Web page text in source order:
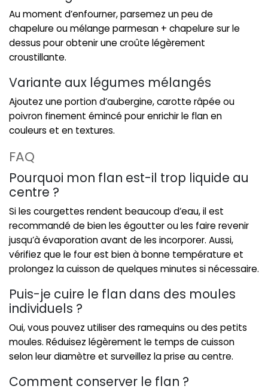
Au moment d’enfourner, parsemez un peu de
chapelure ou mélange parmesan + chapelure sur le
dessus pour obtenir une croûte légèrement
croustillante.
Variante aux légumes mélangés
Ajoutez une portion d’aubergine, carotte râpée ou
poivron finement émincé pour enrichir le flan en
couleurs et en textures.
FAQ
Pourquoi mon flan est-il trop liquide au
centre ?
Si les courgettes rendent beaucoup d’eau, il est
recommandé de bien les égoutter ou les faire revenir
jusqu’à évaporation avant de les incorporer. Aussi,
vérifiez que le four est bien à bonne température et
prolongez la cuisson de quelques minutes si nécessaire.
Puis-je cuire le flan dans des moules
individuels ?
Oui, vous pouvez utiliser des ramequins ou des petits
moules. Réduisez légèrement le temps de cuisson
selon leur diamètre et surveillez la prise au centre.
Comment conserver le flan ?